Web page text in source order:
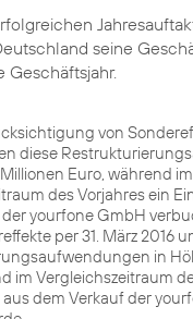
seine
Geschäftsjahr.
von
diese
Euro, während im
des Vorjahres ein
yourfone GmbH
per 31. März 2016
in
im Vergleichszeitraum
dem Verkauf der